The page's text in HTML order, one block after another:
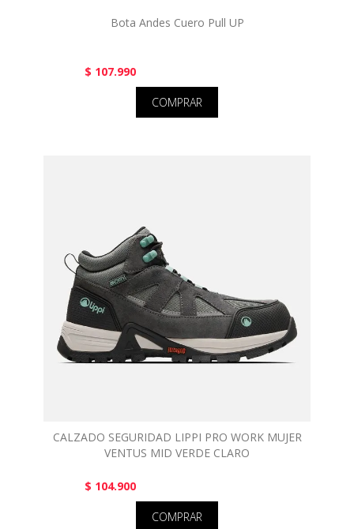
Bota Andes Cuero Pull UP
$ 107.990
COMPRAR
CALZADO SEGURIDAD LIPPI PRO WORK MUJER
VENTUS MID VERDE CLARO
$ 104.900
COMPRAR